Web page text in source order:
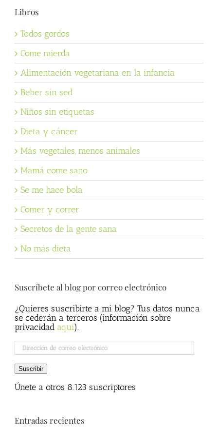
Libros
Todos gordos
Come mierda
Alimentación vegetariana en la infancia
Beber sin sed
Niños sin etiquetas
Dieta y cáncer
Más vegetales, menos animales
Mamá come sano
Se me hace bola
Comer y correr
Secretos de la gente sana
No más dieta
Suscríbete al blog por correo electrónico
¿Quieres suscribirte a mi blog? Tus datos nunca
se cederán a terceros (información sobre
privacidad aqui).
Dirección
de
correo
electrónico
Suscribir
Únete a otros 8.123 suscriptores
Entradas recientes